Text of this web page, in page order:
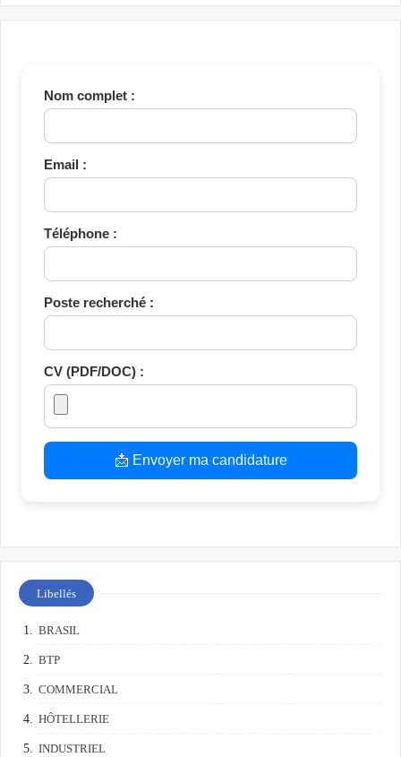
Nom complet :
Email :
Téléphone :
Poste recherché :
CV (PDF/DOC) :
📩 Envoyer ma candidature
Libellés
BRASIL
BTP
COMMERCIAL
HÔTELLERIE
INDUSTRIEL